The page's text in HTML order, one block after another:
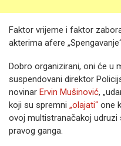
Faktor vrijeme i faktor
akterima afere
Dobro organizirani, oni će u
suspendovani direktor
novinar Ervin Mušinović,
koji su spremni „olajati“ one
ovoj multistranačakoj
pravog ganga.